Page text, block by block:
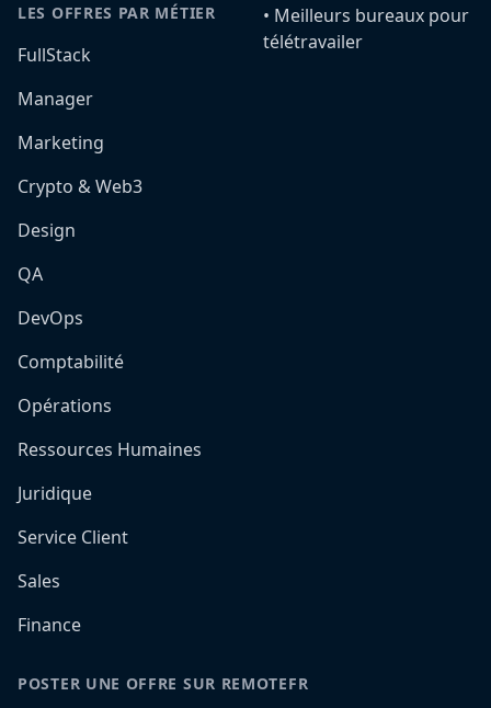
LES OFFRES PAR MÉTIER
FullStack
Manager
Marketing
Crypto & Web3
Design
QA
DevOps
Comptabilité
Opérations
Ressources Humaines
Juridique
Service Client
Sales
Finance
•️ Meilleurs bureaux pour
télétravailer
POSTER UNE OFFRE SUR REMOTEFR